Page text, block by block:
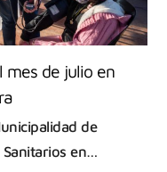
mes de julio en
de
en…